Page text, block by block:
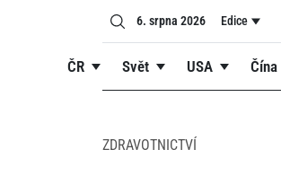
6. srpna 2026 Edice
ČR Svět USA Čína
ZDRAVOTNICTVÍ